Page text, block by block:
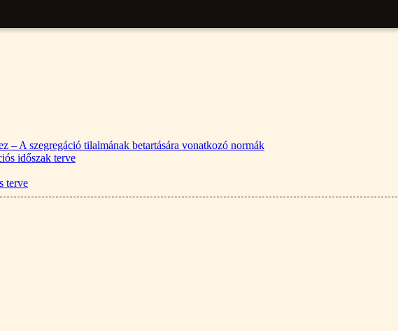
– A szegregáció tilalmának betartására vonatkozó normák
időszak terve
terve